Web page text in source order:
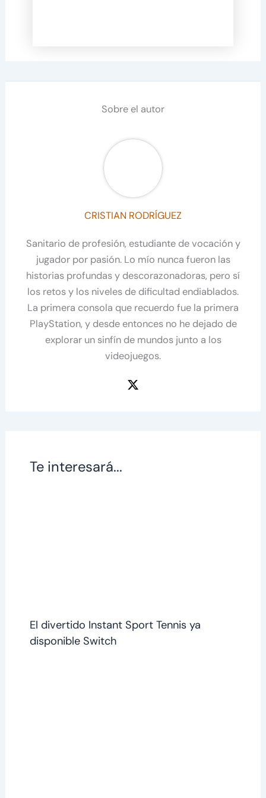
Sobre el autor
CRISTIAN RODRÍGUEZ
Sanitario de profesión, estudiante de vocación y
jugador por pasión. Lo mío nunca fueron las
historias profundas y descorazonadoras, pero sí
los retos y los niveles de dificultad endiablados.
La primera consola que recuerdo fue la primera
PlayStation, y desde entonces no he dejado de
explorar un sinfín de mundos junto a los
videojuegos.
Te interesará...
El divertido Instant Sport Tennis ya
disponible Switch